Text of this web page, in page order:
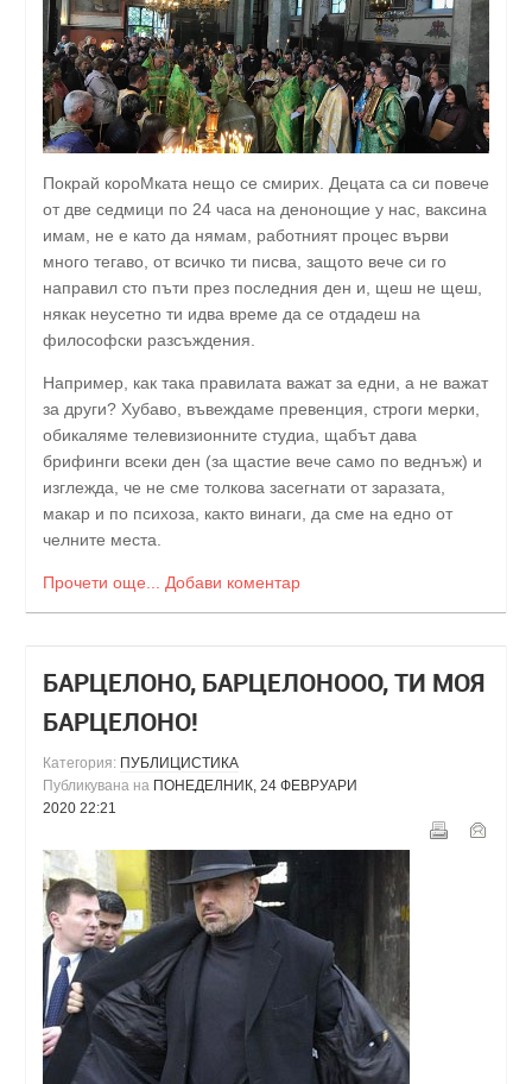
Покрай короМката нещо се смирих. Децата са си повече
от две седмици по 24 часа на денонощие у нас, ваксина
имам, не е като да нямам, работният процес върви
много тегаво, от всичко ти писва, защото вече си го
направил сто пъти през последния ден и, щеш не щеш,
някак неусетно ти идва време да се отдадеш на
философски разсъждения.
Например, как така правилата важат за едни, а не важат
за други? Хубаво, въвеждаме превенция, строги мерки,
обикаляме телевизионните студиа, щабът дава
брифинги всеки ден (за щастие вече само по веднъж) и
изглежда, че не сме толкова засегнати от заразата,
макар и по психоза, както винаги, да сме на едно от
челните места.
Прочети още... Добави коментар
БАРЦЕЛОНО, БАРЦЕЛОНООО, ТИ МОЯ
БАРЦЕЛОНО!
Категория: ПУБЛИЦИСТИКА
Публикувана на ПОНЕДЕЛНИК, 24 ФЕВРУАРИ
2020 22:21